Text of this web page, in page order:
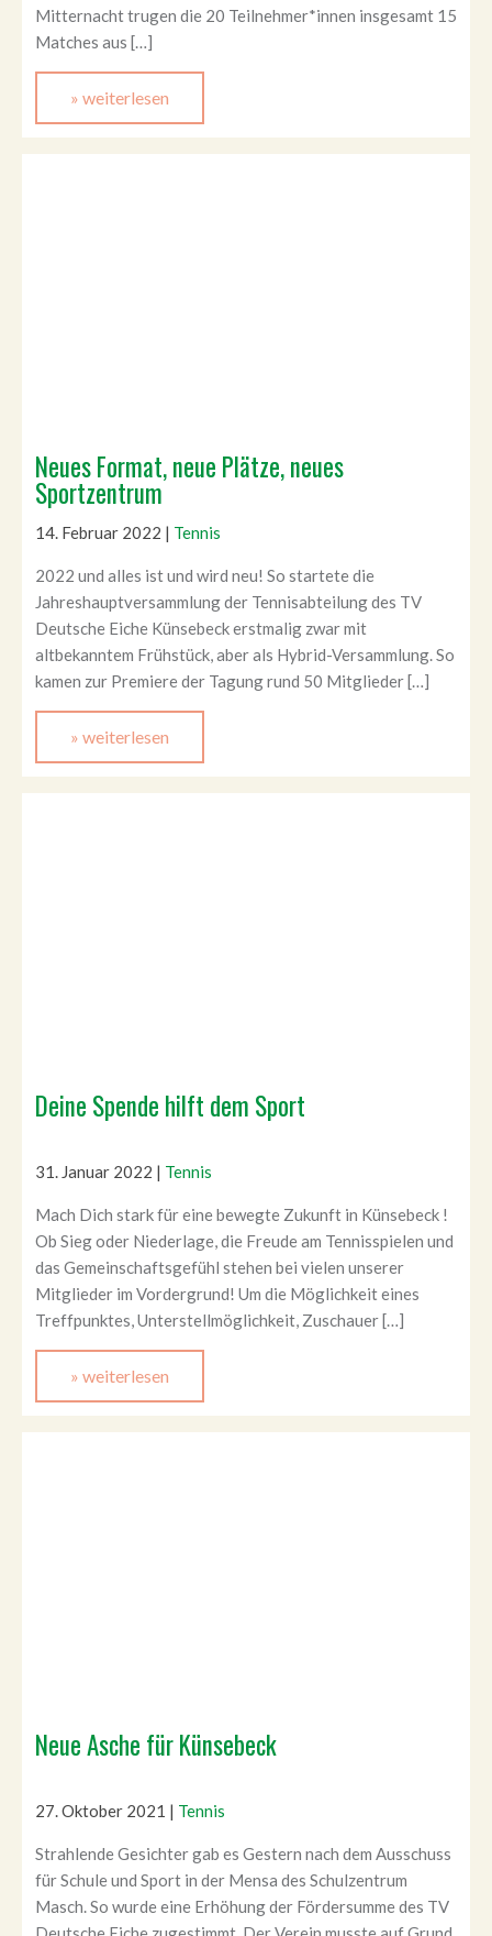
Mitternacht trugen die 20 Teilnehmer*innen insgesamt 15
Matches aus […]
» weiterlesen
Neues Format, neue Plätze, neues
Sportzentrum
14. Februar 2022 | Tennis
2022 und alles ist und wird neu! So startete die
Jahreshauptversammlung der Tennisabteilung des TV
Deutsche Eiche Künsebeck erstmalig zwar mit
altbekanntem Frühstück, aber als Hybrid-Versammlung. So
kamen zur Premiere der Tagung rund 50 Mitglieder […]
» weiterlesen
Deine Spende hilft dem Sport
31. Januar 2022 | Tennis
Mach Dich stark für eine bewegte Zukunft in Künsebeck !
Ob Sieg oder Niederlage, die Freude am Tennisspielen und
das Gemeinschaftsgefühl stehen bei vielen unserer
Mitglieder im Vordergrund! Um die Möglichkeit eines
Treffpunktes, Unterstellmöglichkeit, Zuschauer […]
» weiterlesen
Neue Asche für Künsebeck
27. Oktober 2021 | Tennis
Strahlende Gesichter gab es Gestern nach dem Ausschuss
für Schule und Sport in der Mensa des Schulzentrum
Masch. So wurde eine Erhöhung der Fördersumme des TV